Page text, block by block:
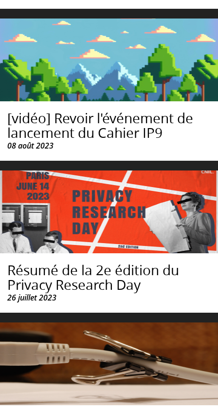
[vidéo] Revoir l'événement de
lancement du Cahier IP9
08 août 2023
Résumé de la 2e édition du
Privacy Research Day
26 juillet 2023